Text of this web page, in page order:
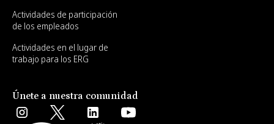
Actividades de participación
de los empleados
Actividades en el lugar de
trabajo para los ERG
Únete a nuestra comunidad